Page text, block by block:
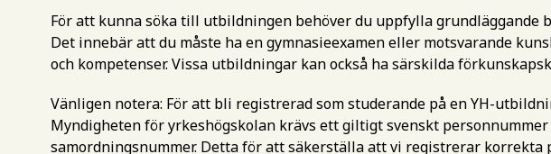
För att kunna söka till utbildningen behöver du uppfylla grundläggande
Det innebär att du måste ha en gymnasieexamen eller motsvarande
och kompetenser. Vissa utbildningar kan också ha särskilda
Vänligen notera: För att bli registrerad som studerande på en YH-
Myndigheten för yrkeshögskolan krävs ett giltigt svenskt
samordningsnummer. Detta för att säkerställa att vi registrerar